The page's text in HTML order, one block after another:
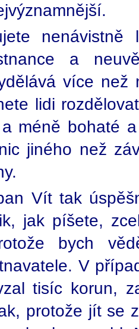
a
více než
lidi
méně bohaté
jiného než
Vít tak
jak píšete,
bych
V
tisíc korun,
protože jít se